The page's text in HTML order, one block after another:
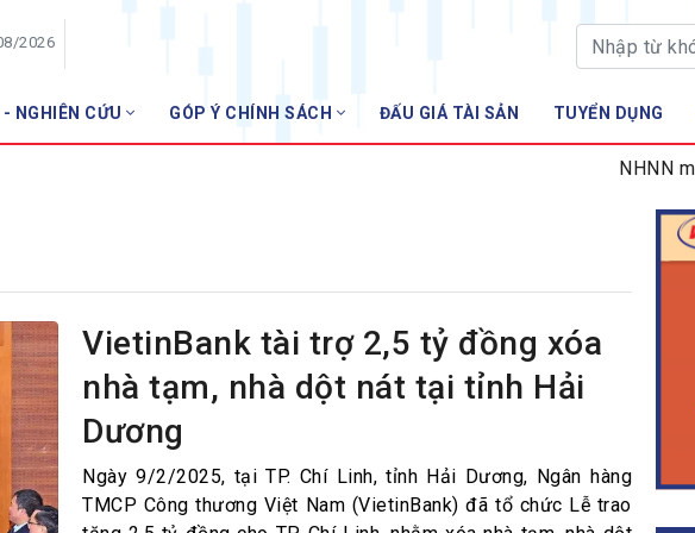
2026
NGHIÊN CỨU GÓP Ý CHÍNH SÁCH ĐẤU GIÁ TÀI SẢN TUYỂN DỤNG
hàng
NHNN
VietinBank tài trợ 2,5 tỷ đồng xóa
nhà tạm, nhà dột nát tại tỉnh Hải
Dương
Ngày 9/2/2025, tại TP. Chí Linh, tỉnh Hải Dương, Ngân hàng
TMCP Công thương Việt Nam (VietinBank) đã tổ chức Lễ trao